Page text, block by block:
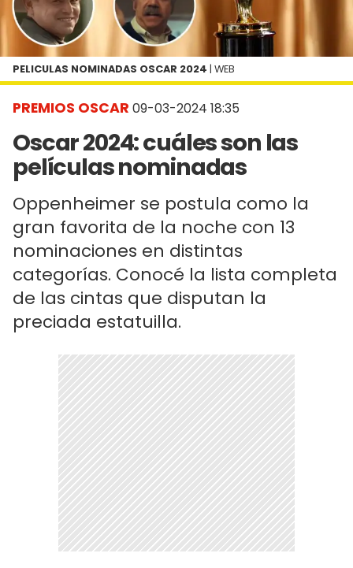
PREMIOS OSCAR 09-03-2024 18:35
Oscar 2024: cuáles son las
películas nominadas
Oppenheimer se postula como la
gran favorita de la noche con 13
nominaciones en distintas
categorías. Conocé la lista completa
de las cintas que disputan la
preciada estatuilla.
PELICULAS NOMINADAS OSCAR 2024 | WEB